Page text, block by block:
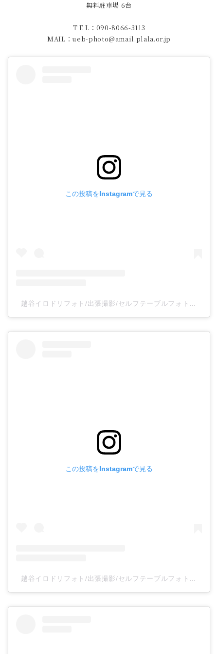
無料駐車場 6台
T E L：090-8066-3113
MAIL：ueb-photo@amail.plala.or.jp
この投稿をInstagramで見る
越谷イロドリフォト/出張撮影/セルフテーブルフォトスタジオ(@irodoriphoto_koshigaya)がシェアした投稿
この投稿をInstagramで見る